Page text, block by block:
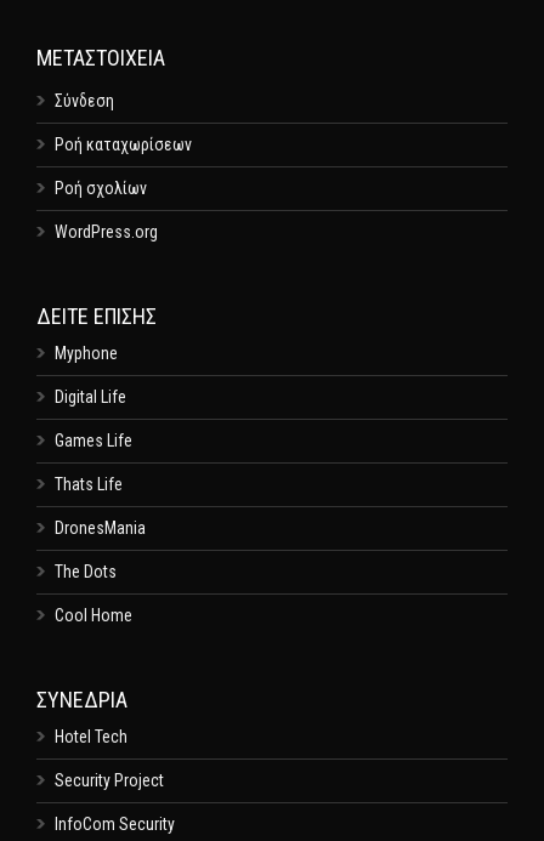
ΜΕΤΑΣΤΟΙΧΕΊΑ
Σύνδεση
Ροή καταχωρίσεων
Ροή σχολίων
WordPress.org
ΔΕΊΤΕ ΕΠΊΣΗΣ
Myphone
Digital Life
Games Life
Thats Life
DronesMania
The Dots
Cool Home
ΣΥΝΕΔΡΙΑ
Hotel Tech
Security Project
InfoCom Security